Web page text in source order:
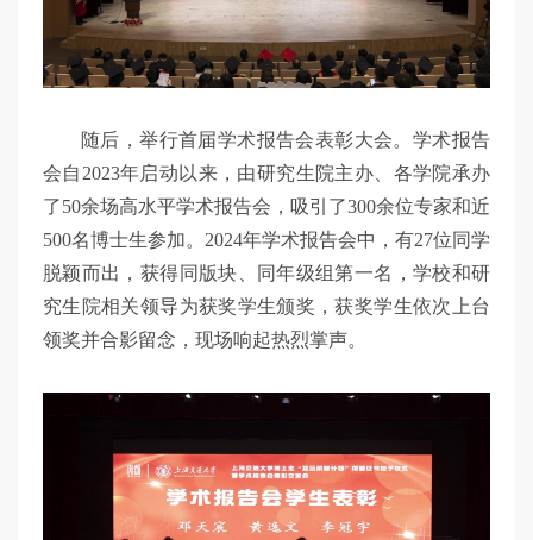
随后，举行首届学术报告会表彰大会。学术报告
会自2023年启动以来，由研究生院主办、各学院承办
了50余场高水平学术报告会，吸引了300余位专家和近
500名博士生参加。2024年学术报告会中，有27位同学
脱颖而出，获得同版块、同年级组第一名，学校和研
究生院相关领导为获奖学生颁奖，获奖学生依次上台
领奖并合影留念，现场响起热烈掌声。